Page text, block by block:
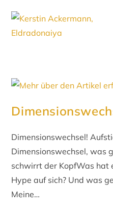
Dimensionswechsel!
Dimensionswechsel, was
schwirrt der KopfWas hat
Hype auf sich? Und was
Meine…